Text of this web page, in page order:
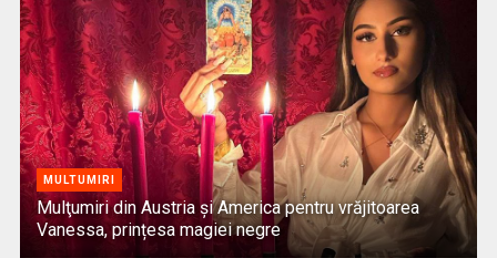
MULTUMIRI
Mulţumiri din Austria și America pentru vrăjitoarea
Vanessa, prințesa magiei negre